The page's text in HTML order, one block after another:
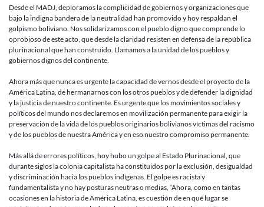
Desde el MADJ, deploramos la complicidad de gobiernos y organizaciones que
bajo la indigna bandera de la neutralidad han promovido y hoy respaldan el
golpismo boliviano. Nos solidarizamos con el pueblo digno que comprende lo
oprobioso de este acto, que desde la claridad resisten en defensa de la república
plurinacional que han construido. Llamamos a la unidad de los pueblos y
gobiernos dignos del continente.
Ahora más que nunca es urgente la capacidad de vernos desde el proyecto de la
América Latina, de hermanarnos con los otros pueblos y de defender la dignidad
y la justicia de nuestro continente. Es urgente que los movimientos sociales y
políticos del mundo nos declaremos en movilización permanente para exigir la
preservación de la vida de los pueblos originarios bolivianos víctimas del racismo
y de los pueblos de nuestra América y en eso nuestro compromiso permanente.
Más allá de errores políticos, hoy hubo un golpe al Estado Plurinacional, que
durante siglos la colonia capitalista ha constituidos por la exclusión, desigualdad
y discriminación hacia los pueblos indígenas. El golpe es racista y
fundamentalista y no hay posturas neutras o medias, “Ahora, como en tantas
ocasiones en la historia de América Latina, es cuestión de en qué lugar se